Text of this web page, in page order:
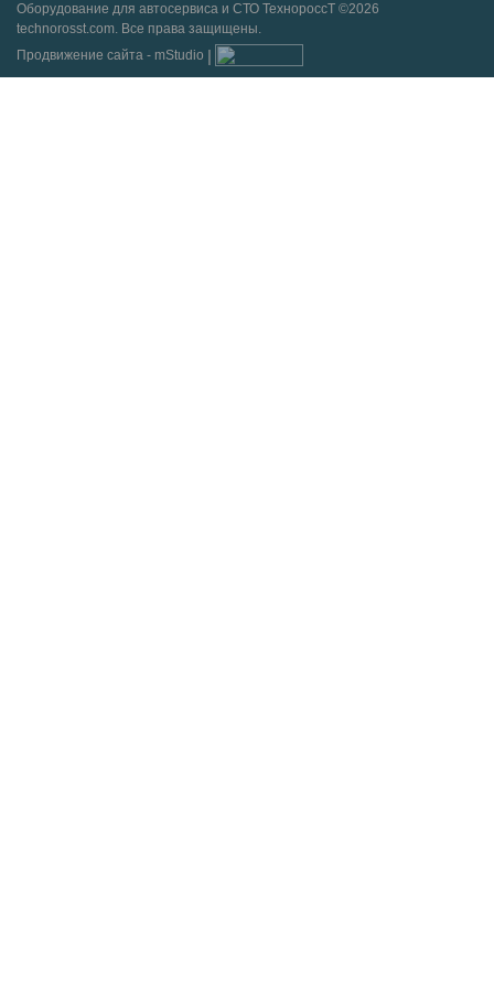
Оборудование для автосервиса и СТО ТехнороссТ ©2026
technorosst.com. Все права защищены.
Продвижение сайта - mStudio